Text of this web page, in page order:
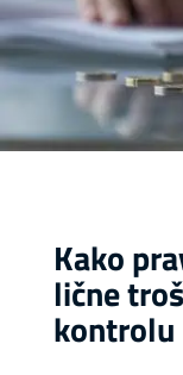
Kako
lične
kontrolu